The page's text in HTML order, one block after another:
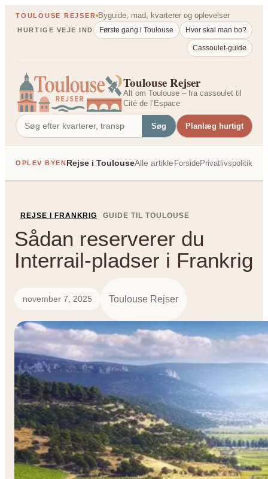
Spring
TOULOUSE REJSER Byguide, mad, kvarterer og oplevelser
HURTIGE VEJE IND Første gang i Toulouse Hvor skal man bo?
Cassoulet-guide
Toulouse Rejser
Alt om Toulouse – fra cassoulet til
Cité de l’Espace
Søg Planlæg hurtigt
OPLEV BYENRejse i ToulouseAlle artiklerPÅ TVÆRS AF
ForsidePrivatlivspolitik
REJSE I FRANKRIG GUIDE TIL TOULOUSE
Sådan reserverer du
Interrail-pladser i Frankrig
november 7, 2025 Toulouse Rejser